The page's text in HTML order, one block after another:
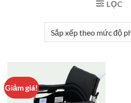
LỌC
Giảm giá!